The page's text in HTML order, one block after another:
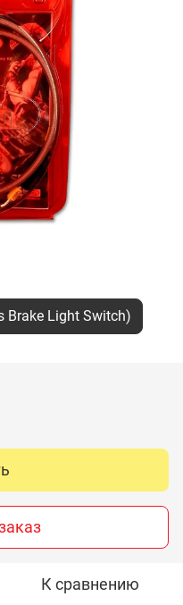
Brake Light Switch)
К сравнению